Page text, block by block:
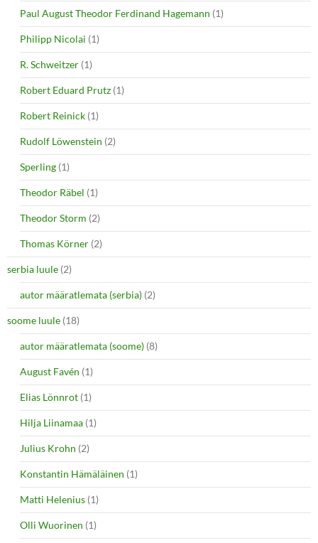
Paul August Theodor Ferdinand Hagemann (1)
Philipp Nicolai (1)
R. Schweitzer (1)
Robert Eduard Prutz (1)
Robert Reinick (1)
Rudolf Löwenstein (2)
Sperling (1)
Theodor Räbel (1)
Theodor Storm (2)
Thomas Körner (2)
serbia luule (2)
autor määratlemata (serbia) (2)
soome luule (18)
autor määratlemata (soome) (8)
August Favén (1)
Elias Lönnrot (1)
Hilja Liinamaa (1)
Julius Krohn (2)
Konstantin Hämäläinen (1)
Matti Helenius (1)
Olli Wuorinen (1)